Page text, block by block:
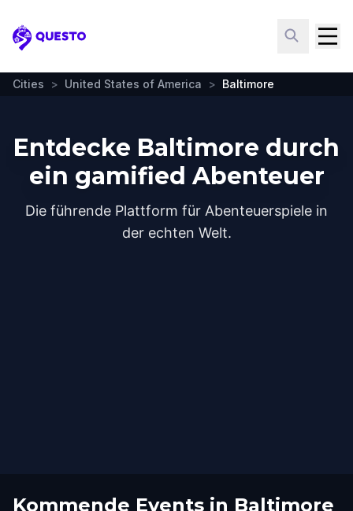
Questo
Cities > United States of America > Baltimore
Entdecke Baltimore durch
ein gamified Abenteuer
Die führende Plattform für Abenteuerspiele in
der echten Welt.
Kommende Events in Baltimore